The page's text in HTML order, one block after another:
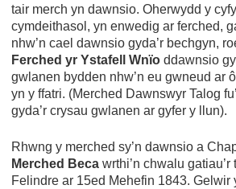
tair merch yn dawnsio. Oherwydd y
cymdeithasol, yn enwedig ar ferched,
nhw’n cael dawnsio gyda’r bechgyn,
Ferched yr Ystafell Wnïo ddawnsio
gwlanen bydden nhw’n eu gwneud ar
yn y ffatri. (Merched Dawnswyr Talog
gyda’r crysau gwlanen ar gyfer y llun).
Rhwng y merched sy’n dawnsio a
Merched Beca wrthi’n chwalu
Felindre ar 15ed Mehefin 1843. Gelwir